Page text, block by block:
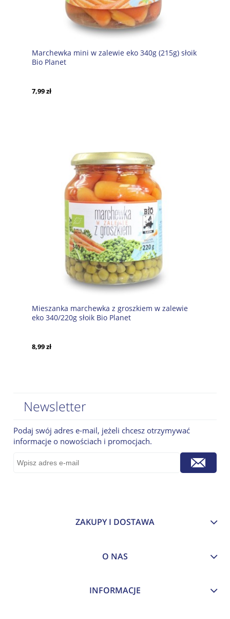
Marchewka mini w zalewie eko 340g (215g) słoik
Bio Planet
7,99 zł
Mieszanka marchewka z groszkiem w zalewie
eko 340/220g słoik Bio Planet
8,99 zł
Newsletter
Podaj swój adres e-mail, jeżeli chcesz otrzymywać
informacje o nowościach i promocjach.
ZAKUPY I DOSTAWA
O NAS
INFORMACJE